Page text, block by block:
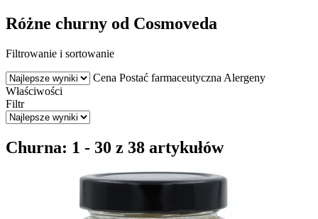
Różne churny od Cosmoveda
Filtrowanie i sortowanie
Cena Postać farmaceutyczna Alergeny
Właściwości
Filtr
Churna: 1 - 30 z 38 artykułów